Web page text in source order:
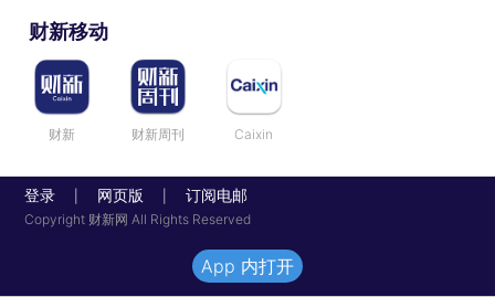
财新移动
财新 财新周刊 Caixin
登录 网页版 订阅电邮
Copyright 财新网 All Rights Reserved
App 内打开